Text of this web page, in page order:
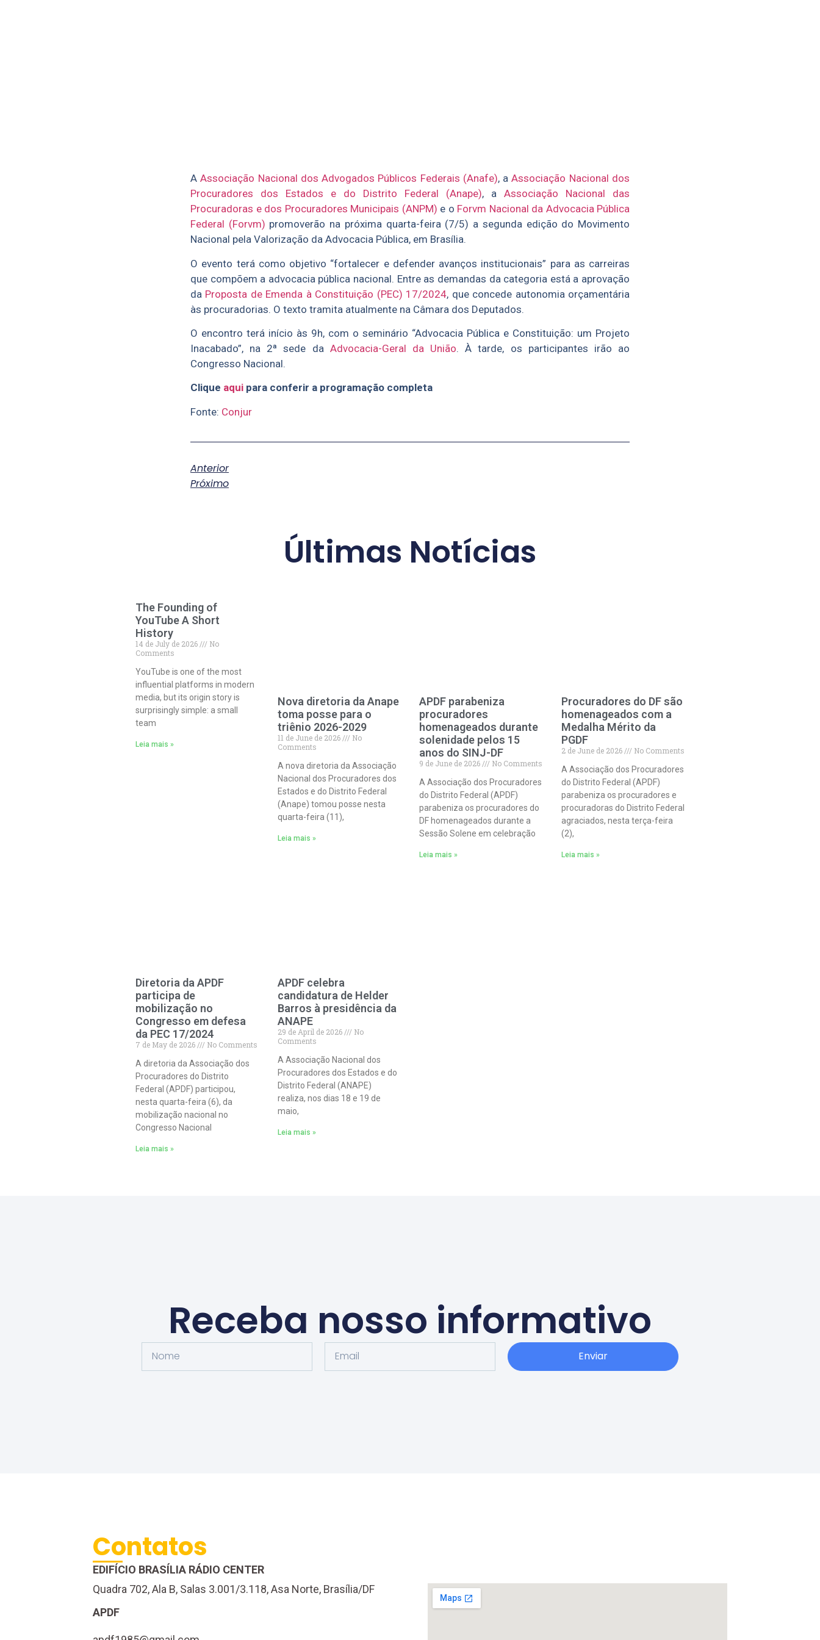
AAssociação Nacional dos Advogados Públicos Federais (Anafe), aAssociação Nacional dos
Procuradores dos Estados e do Distrito Federal (Anape), a Associação Nacional das
Procuradoras e dos Procuradores Municipais (ANPM) e o Forvm Nacional da Advocacia Pública
Federal (Forvm) promoverão na próxima quarta-feira (7/5) a segunda edição do Movimento
Nacional pela Valorização da Advocacia Pública, em Brasília.
O evento terá como objetivo “fortalecer e defender avanços institucionais” para as carreiras
que compõem a advocacia pública nacional. Entre as demandas da categoria está a aprovação
da Proposta de Emenda à Constituição (PEC) 17/2024, que concede autonomia orçamentária
às procuradorias. O texto tramita atualmente na Câmara dos Deputados.
O encontro terá início às 9h, com o seminário “Advocacia Pública e Constituição: um Projeto
Inacabado”, na 2ª sede da Advocacia-Geral da União. À tarde, os participantes irão ao
Congresso Nacional.
Clique aqui para conferir a programação completa
Fonte: Conjur
Anterior
Próximo
Últimas Notícias
The Founding of
YouTube A Short
History
14 de July de 2026
No
Comments
YouTube is one of the most
influential platforms in modern
media, but its origin story is
surprisingly simple: a small
team
Leia mais »
Nova diretoria da Anape
toma posse para o
triênio 2026-2029
11 de June de 2026
No
Comments
A nova diretoria da Associação
Nacional dos Procuradores dos
Estados e do Distrito Federal
(Anape) tomou posse nesta
quarta-feira (11),
Leia mais »
APDF parabeniza
procuradores
homenageados durante
solenidade pelos 15
anos do SINJ-DF
9 de June de 2026
No Comments
A Associação dos Procuradores
do Distrito Federal (APDF)
parabeniza os procuradores do
DF homenageados durante a
Sessão Solene em celebração
Leia mais »
Procuradores do DF são
homenageados com a
Medalha Mérito da
PGDF
2 de June de 2026
No Comments
A Associação dos Procuradores
do Distrito Federal (APDF)
parabeniza os procuradores e
procuradoras do Distrito Federal
agraciados, nesta terça-feira
(2),
Leia mais »
Diretoria da APDF
participa de
mobilização no
Congresso em defesa
da PEC 17/2024
7 de May de 2026
No Comments
A diretoria da Associação dos
Procuradores do Distrito
Federal (APDF) participou,
nesta quarta-feira (6), da
mobilização nacional no
Congresso Nacional
Leia mais »
APDF celebra
candidatura de Helder
Barros à presidência da
ANAPE
29 de April de 2026
No
Comments
A Associação Nacional dos
Procuradores dos Estados e do
Distrito Federal (ANAPE)
realiza, nos dias 18 e 19 de
maio,
Leia mais »
Receba nosso informativo
Enviar
Contatos
EDIFÍCIO BRASÍLIA RÁDIO CENTER
Quadra 702, Ala B, Salas 3.001/3.118, Asa Norte, Brasília/DF
APDF